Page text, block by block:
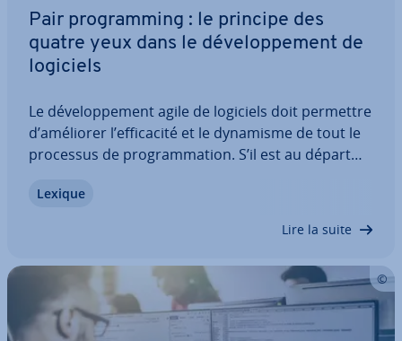
Pair pro­gram­ming : le principe des
quatre yeux dans le dé­ve­lop­pe­ment de
logiciels
Le dé­ve­lop­pe­ment agile de logiciels doit permettre
d’améliorer l’ef­fi­ca­cité et le dynamisme de tout le
processus de pro­gram­ma­tion. S’il est au départ
même tâche à deux pro­gram­meurs (tra­vail­lant sur
Lexique
Lire la suite